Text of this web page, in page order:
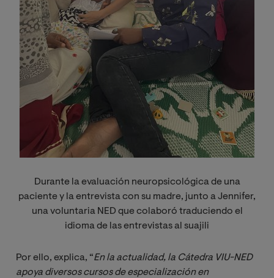
Durante la evaluación neuropsicológica de una
paciente y la entrevista con su madre, junto a Jennifer,
una voluntaria NED que colaboró traduciendo el
idioma de las entrevistas al suajili
Por ello, explica, “En la actualidad, la Cátedra VIU-NED
apoya diversos cursos de especialización en